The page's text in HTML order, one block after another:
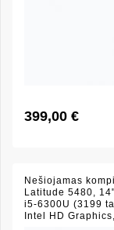
399,00 €
Nešiojamas
Latitude 5480,
i5-6300U (3199
Intel HD